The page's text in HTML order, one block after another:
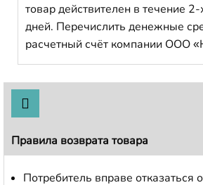
товар действителен в течение
дней. Перечислить денежные
расчетный счёт компании ООО
Правила возврата товара
Потребитель вправе отказаться